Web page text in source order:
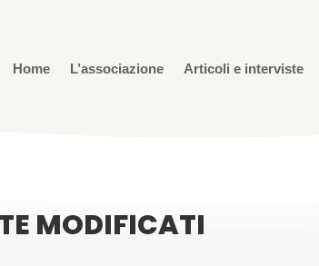
Home L’associazione Articoli e interviste
MODIFICATI